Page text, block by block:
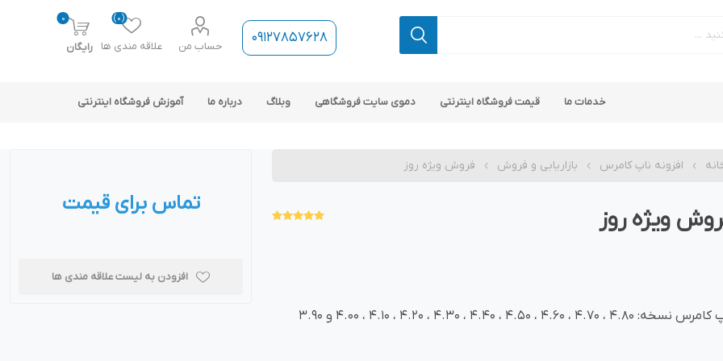
09127857628 حساب من علاقه مندی ها
(0)
0
رایگان
کامرس
خدمات ما قیمت فروشگاه اینترنتی دموی سایت فروشگاهی وبلاگ درباره ما آموزش فروشگاه اینترنتی
افزونه ناپ کامرس بازاریابی و فروش فروش ویژه روز
ویژه روز
4.80 ، 4.70 ، 4.60 ، 4.50 ، 4.40 ، 4.30 ، 4.20 ، 4.10 ، 4.00 و 3.90
تماس برای قیمت
افزودن به لیست علاقه مندی ها